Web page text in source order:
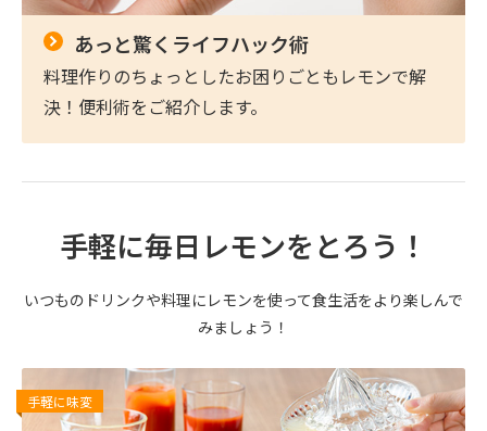
あっと驚くライフハック術
料理作りのちょっとしたお困りごともレモンで解
決！便利術をご紹介します。
手軽に毎日レモンをとろう！
いつものドリンクや料理にレモンを使って食生活をより楽しんで
みましょう！
手軽に味変